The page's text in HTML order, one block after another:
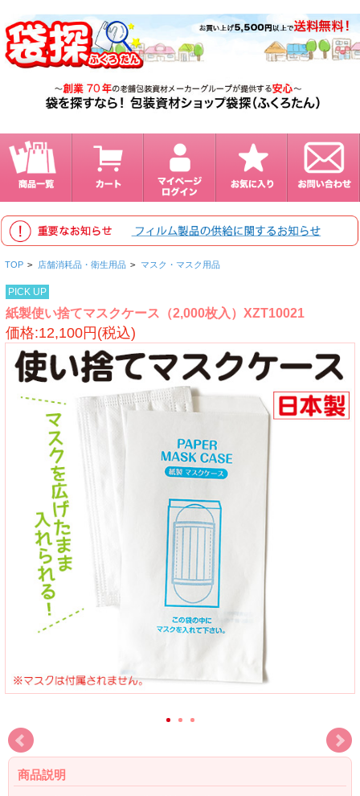
TOP > 店舗消耗品・衛生用品 > マスク・マスク用品
PICK UP
紙製使い捨てマスクケース（2,000枚入）XZT10021
価格:12,100円(税込)
商品説明